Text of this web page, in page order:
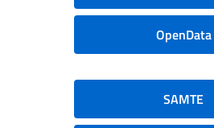
OpenData
SAMTE